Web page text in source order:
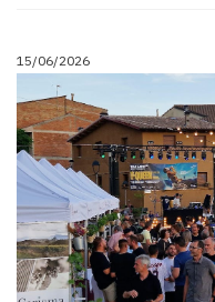
15/06/2026